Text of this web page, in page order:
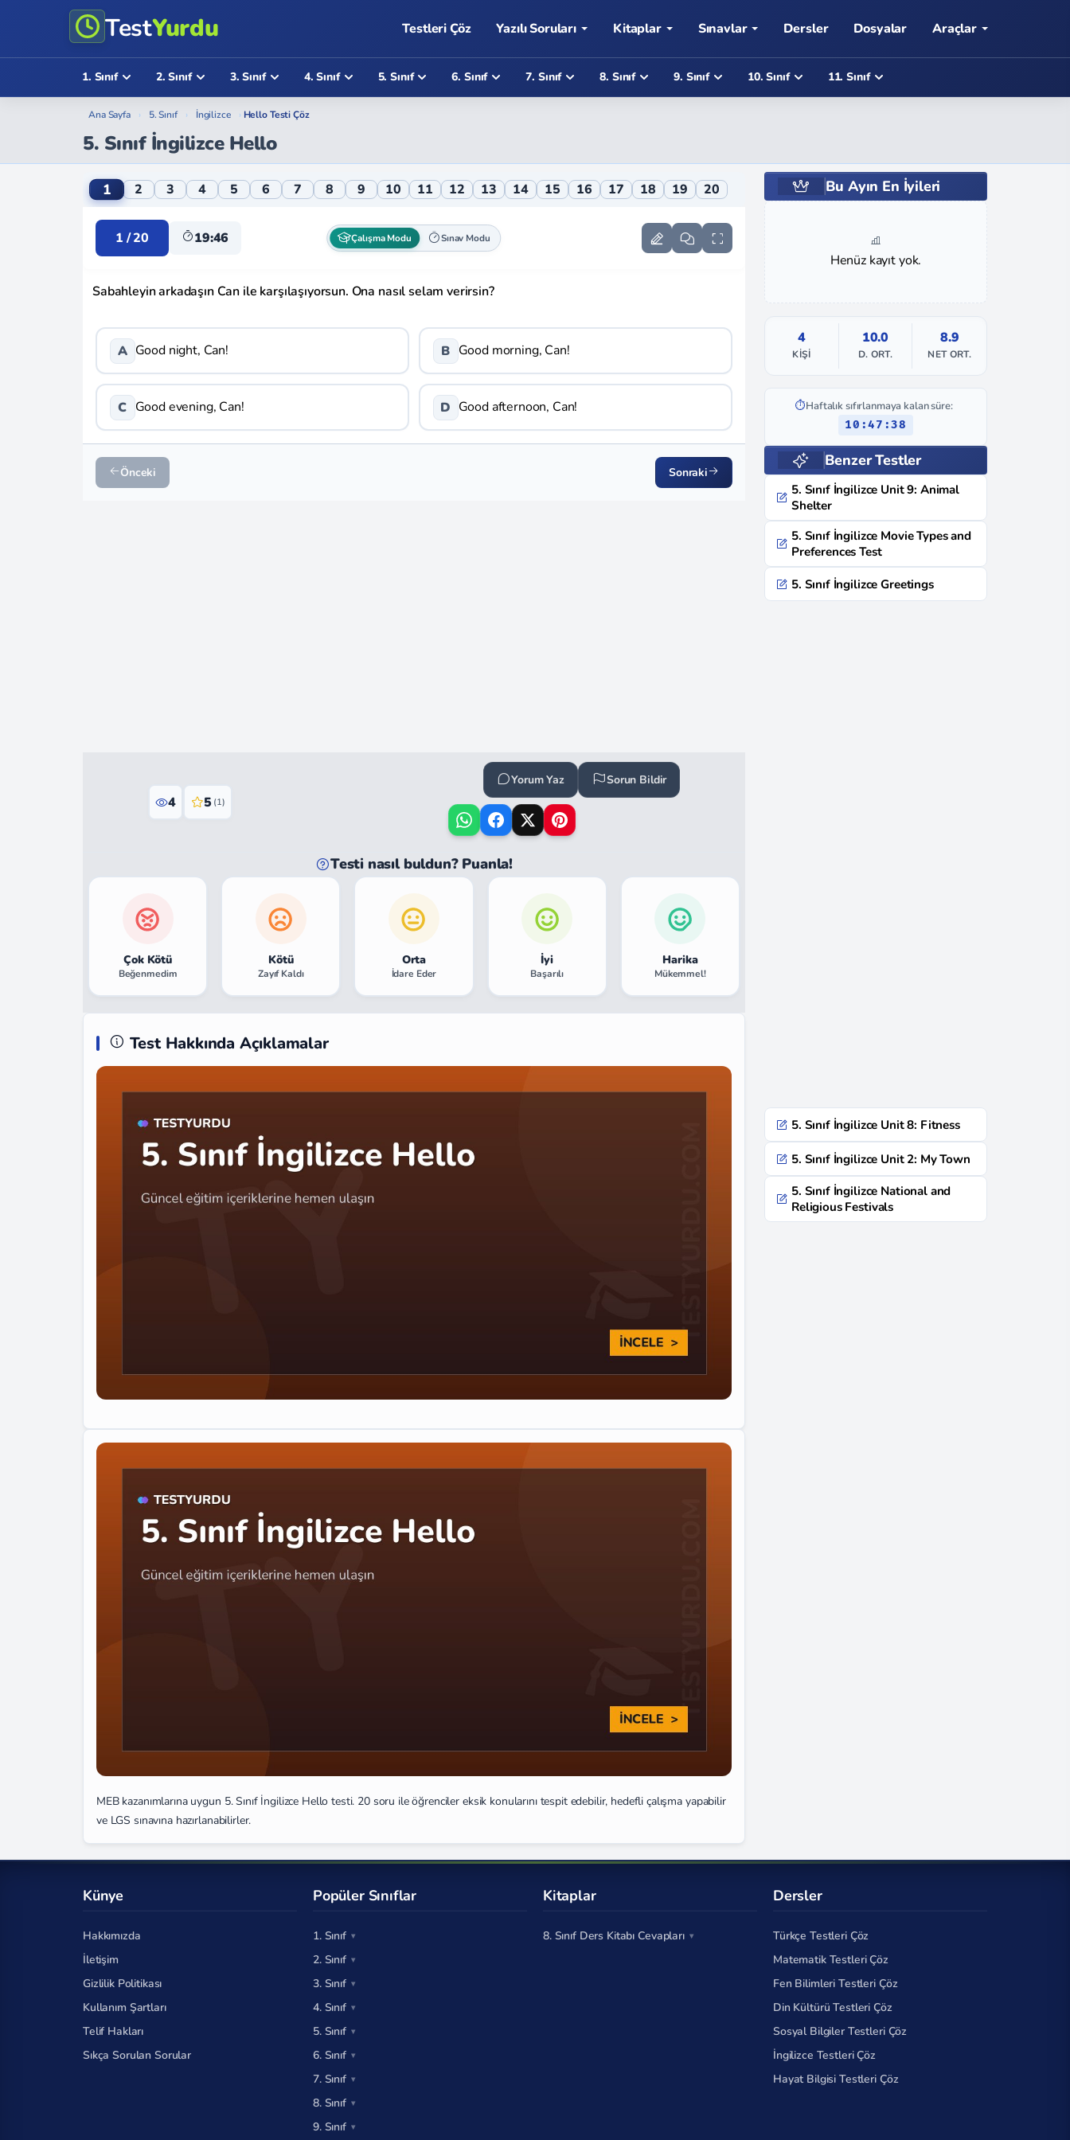
TestYurdu Testleri Çöz Yazılı Soruları Kitaplar Sınavlar Dersler Dosyalar Araçlar
1. Sınıf 2. Sınıf 3. Sınıf 4. Sınıf 5. Sınıf 6. Sınıf 7. Sınıf 8. Sınıf 9. Sınıf 10. Sınıf 11. Sınıf
Ana Sayfa › 5. Sınıf › İngilizce › Hello Testi Çöz
5. Sınıf İngilizce Hello
5. Sınıf İngilizce Hello Online Testi
1 2 3 4 5 6 7 8 9 10 11 12 13 14 15 16 17 18 19 20
1 / 20 19:46 Çalışma Modu Sınav Modu
Sabahleyin arkadaşın Can ile karşılaşıyorsun. Ona nasıl selam verirsin?
A Good night, Can! B Good morning, Can!
C Good evening, Can! D Good afternoon, Can!
Önceki Sonraki
4 5 (1)
Yorum Yaz Sorun Bildir
Testi nasıl buldun? Puanla!
Çok Kötü
Beğenmedim
Kötü
Zayıf Kaldı
Orta
İdare Eder
İyi
Başarılı
Harika
Mükemmel!
Test Hakkında Açıklamalar
MEB kazanımlarına uygun 5. Sınıf İngilizce Hello testi. 20 soru ile öğrenciler eksik konularını tespit edebilir, hedefli çalışma yapabilir
ve LGS sınavına hazırlanabilirler.
Bu Ayın En İyileri
Henüz kayıt yok.
4
KIŞI
10.0
D. ORT.
8.9
NET ORT.
⏱️Haftalık sıfırlanmaya kalan süre:
10:47:37
Benzer Testler
5. Sınıf İngilizce Unit 9: Animal
Shelter
5. Sınıf İngilizce Movie Types and
Preferences Test
5. Sınıf İngilizce Greetings
5. Sınıf İngilizce Unit 8: Fitness
5. Sınıf İngilizce Unit 2: My Town
5. Sınıf İngilizce National and
Religious Festivals
Künye
Hakkımızda
İletişim
Gizlilik Politikası
Kullanım Şartları
Telif Hakları
Sıkça Sorulan Sorular
Popüler Sınıflar
1. Sınıf
2. Sınıf
3. Sınıf
4. Sınıf
5. Sınıf
6. Sınıf
7. Sınıf
8. Sınıf
9. Sınıf
Kitaplar
8. Sınıf Ders Kitabı Cevapları
Dersler
Türkçe Testleri Çöz
Matematik Testleri Çöz
Fen Bilimleri Testleri Çöz
Din Kültürü Testleri Çöz
Sosyal Bilgiler Testleri Çöz
İngilizce Testleri Çöz
Hayat Bilgisi Testleri Çöz